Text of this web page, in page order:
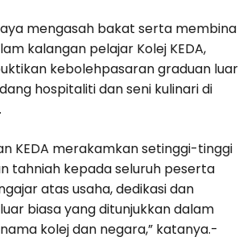
mengasah bakat serta membina
kalangan pelajar Kolej KEDA,
kebolehpasaran graduan luar
hospitaliti dan seni kulinari di
KEDA merakamkan setinggi-tinggi
tahniah kepada seluruh peserta
atas usaha, dedikasi dan
biasa yang ditunjukkan dalam
kolej dan negara,” katanya.-